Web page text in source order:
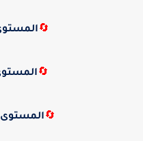
🔄
🔄
🔄المستوى